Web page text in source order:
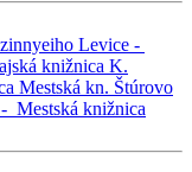
Levice -
knižnica K.
Mestská kn. Štúrovo
Mestská knižnica